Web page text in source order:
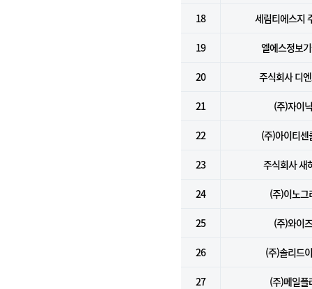
18 세림티에스지
19 엘에스정보
20 주식회사 디
21 (주)자이
22 (주)아이티센
23 주식회사 새
24 (주)이노그
25 (주)와이
26 (주)솔리드
27 (주)메일플